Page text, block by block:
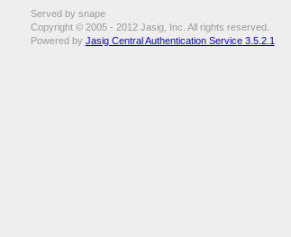
Served by snape
Copyright © 2005 - 2012 Jasig, Inc. All rights reserved.
Powered by Jasig Central Authentication Service 3.5.2.1